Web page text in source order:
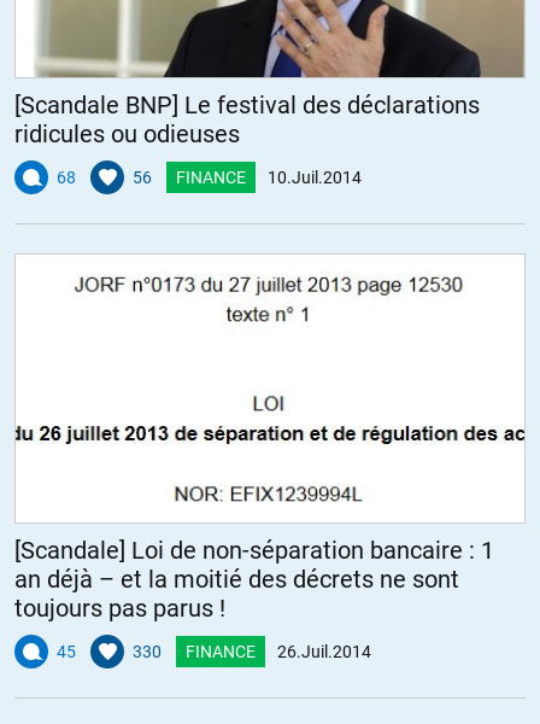
[Scandale BNP] Le festival des déclarations
ridicules ou odieuses
68 56 FINANCE 10.Juil.2014
[Scandale] Loi de non-séparation bancaire : 1
an déjà – et la moitié des décrets ne sont
toujours pas parus !
45 330 FINANCE 26.Juil.2014